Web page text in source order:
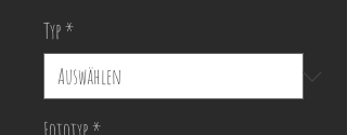
Typ*